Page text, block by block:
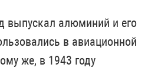
выпускал алюминий и его
в авиационной
же, в 1943 году